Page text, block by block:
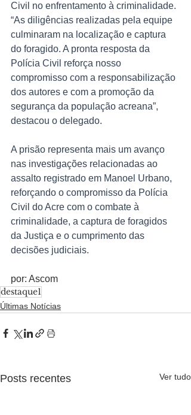
Civil no enfrentamento à criminalidade.
“As diligências realizadas pela equipe
culminaram na localização e captura
do foragido. A pronta resposta da
Polícia Civil reforça nosso
compromisso com a responsabilização
dos autores e com a promoção da
segurança da população acreana”,
destacou o delegado.
A prisão representa mais um avanço
nas investigações relacionadas ao
assalto registrado em Manoel Urbano,
reforçando o compromisso da Polícia
Civil do Acre com o combate à
criminalidade, a captura de foragidos
da Justiça e o cumprimento das
decisões judiciais.
por: Ascom
destaque1
Últimas Notícias
Posts recentes Ver tudo